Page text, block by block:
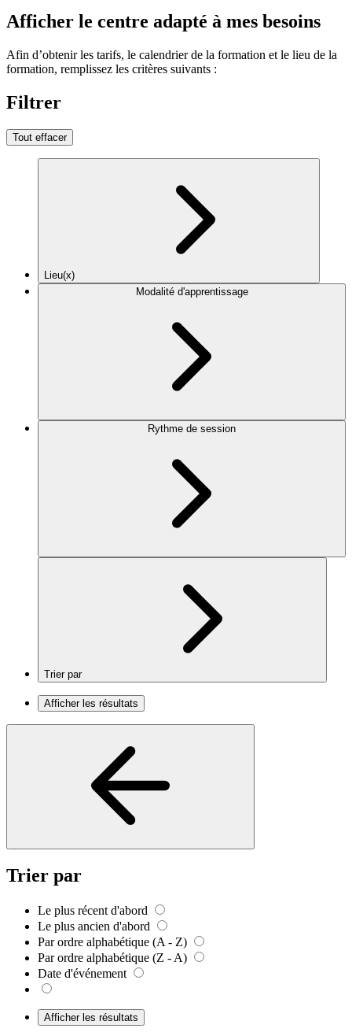
Afficher le centre adapté à mes besoins
Afin d’obtenir les tarifs, le calendrier de la formation et le lieu de la
formation, remplissez les critères suivants :
Filtrer
Tout effacer
Lieu(x)
Modalité d'apprentissage
Rythme de session
Trier par
Afficher les résultats
Trier par
Le plus récent d'abord
Le plus ancien d'abord
Par ordre alphabétique (A - Z)
Par ordre alphabétique (Z - A)
Date d'événement
Afficher les résultats